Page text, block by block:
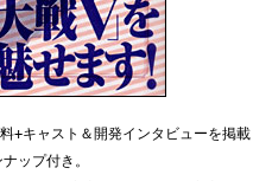
+キャスト＆開発インタビューを掲載
ップ付き。